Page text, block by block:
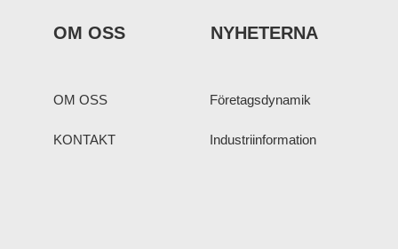
OM OSS NYHETERNA
OM OSS
KONTAKT
Företagsdynamik
Industriinformation